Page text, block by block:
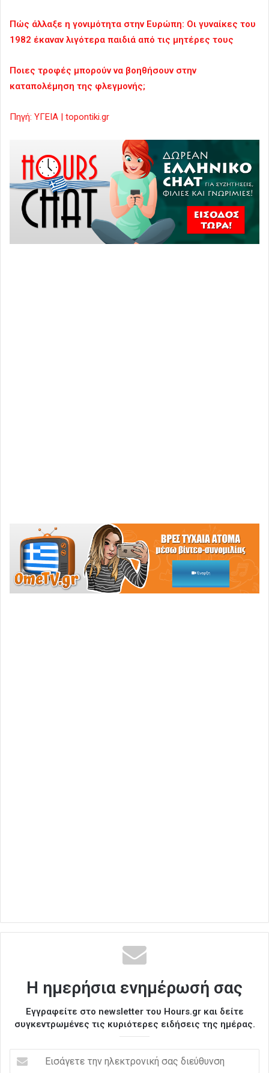
Πώς άλλαξε η γονιμότητα στην Ευρώπη: Οι γυναίκες του
1982 έκαναν λιγότερα παιδιά από τις μητέρες τους
Ποιες τροφές μπορούν να βοηθήσουν στην
καταπολέμηση της φλεγμονής;
Πηγή: ΥΓΕΙΑ | topontiki.gr
Η ημερήσια ενημέρωσή σας
Εγγραφείτε στο newsletter του Hours.gr και δείτε
συγκεντρωμένες τις κυριότερες ειδήσεις της ημέρας.